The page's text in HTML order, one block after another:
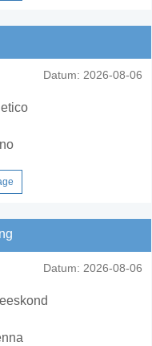
Datum: 2026-08-06
Datum: 2026-08-06